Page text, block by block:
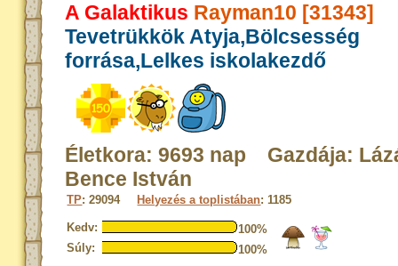
A Galaktikus Rayman10 [31343]
Tevetrükkök Atyja,Bölcsesség
forrása,Lelkes iskolakezdő
Életkora: 9693 nap Gazdája:
Bence István
TP: 29094 Helyezés a toplistában: 1185
Kedv:
100%
Súly:
100%